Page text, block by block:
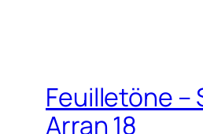
Feuilletöne –
Arran 18